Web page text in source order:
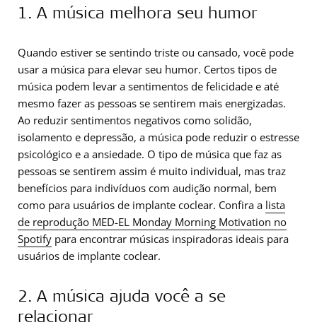
1. A música melhora seu humor
Quando estiver se sentindo triste ou cansado, você pode
usar a música para elevar seu humor. Certos tipos de
música podem levar a sentimentos de felicidade e até
mesmo fazer as pessoas se sentirem mais energizadas.
Ao reduzir sentimentos negativos como solidão,
isolamento e depressão, a música pode reduzir o estresse
psicológico e a ansiedade. O tipo de música que faz as
pessoas se sentirem assim é muito individual, mas traz
benefícios para indivíduos com audição normal, bem
como para usuários de implante coclear. Confira a lista
de reprodução MED-EL Monday Morning Motivation no
Spotify para encontrar músicas inspiradoras ideais para
usuários de implante coclear.
2. A música ajuda você a se
relacionar